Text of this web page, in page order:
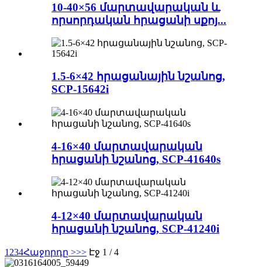
10-40×56 մարտավարական և
որսորդական հրացանի սքոյ...
1.5-6×42 հրացանային նշանոց,
SCP-15642i
4-16×40 մարտավարական
հրացանի նշանոց, SCP-41640s
4-12×40 մարտավարական
հրացանի նշանոց, SCP-41240i
1 234Հաջորդը >>> Էջ 1 / 4